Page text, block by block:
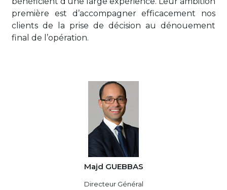
première est d’accompagner efficacement nos
clients de la prise de décision au dénouement
final de l’opération.
Majd GUEBBAS
Directeur Général